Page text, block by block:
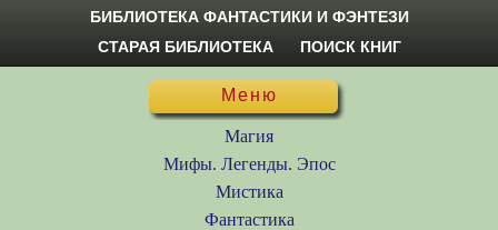
БИБЛИОТЕКА ФАНТАСТИКИ И ФЭНТЕЗИ
СТАРАЯ БИБЛИОТЕКА
ПОИСК КНИГ
Меню
Магия
Мифы. Легенды. Эпос
Мистика
Фантастика